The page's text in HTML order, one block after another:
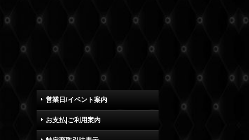
営業日/イベント案内
お支払|ご利用案内